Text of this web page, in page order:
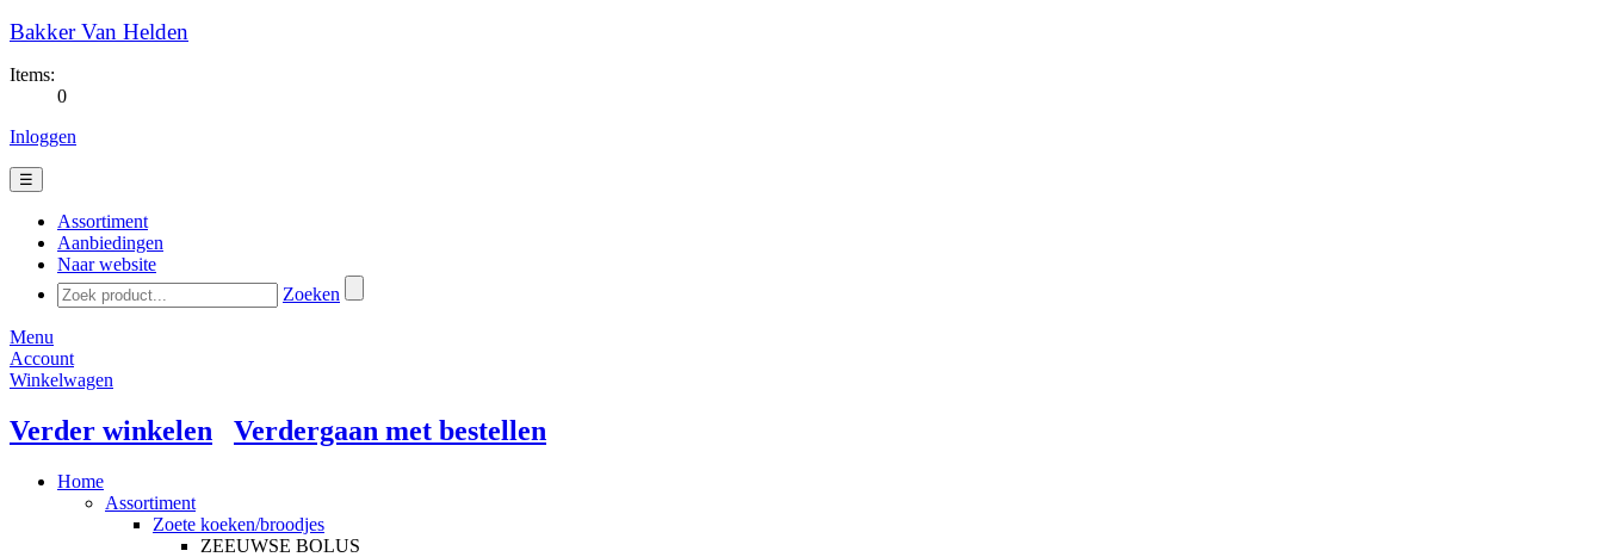
Bakker Van Helden
Items:
0
Inloggen
☰
Assortiment
Aanbiedingen
Naar website
Zoeken
Menu
Account
Winkelwagen
Verder winkelen Verdergaan met bestellen
Home
Assortiment
Zoete koeken/broodjes
ZEEUWSE BOLUS